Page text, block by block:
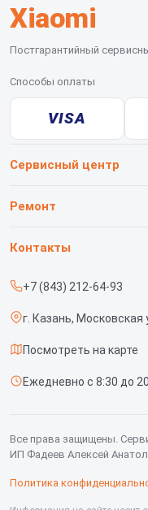
Xiaomi
Постгарантийный
Способы оплаты
VISA
Сервисный центр
О нашем сервисе
Срочный ремонт
Доставка и способы
Диагностика
Контакты
Ремонт
Телефонов
Ноутбуков
Контакты
+7 (843) 212-64-93
г. Казань, Московская
Посмотреть на карте
Ежедневно с 8:30 до
Все права защищены.
ИП Фадеев Алексей
Политика